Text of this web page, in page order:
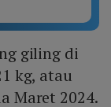
giling di
kg, atau
Maret 2024.